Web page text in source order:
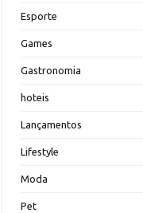
Esporte
Games
Gastronomia
hoteis
Lançamentos
Lifestyle
Moda
Pet